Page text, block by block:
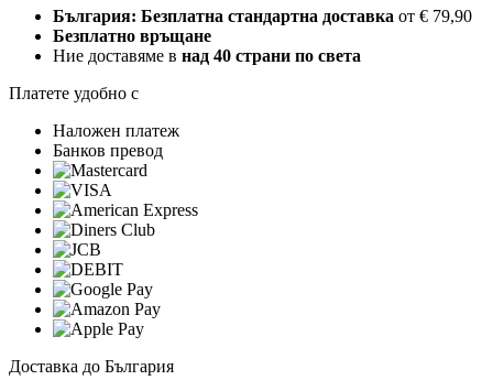
България: Безплатна стандартна доставка от € 79,90
Безплатно връщане
Ние доставяме в над 40 страни по света
Платете удобно с
Наложен платеж
Банков превод
Доставка до България